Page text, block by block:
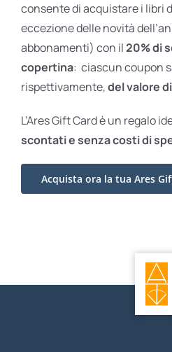
consente di acquistare i libri
eccezione delle novità
abbonamenti) con il20% di
copertina: ciascun coupon
rispettivamente,del valore
L’Ares Gift Card è un regalo
scontati esenza costi di
Acquista ora la tua Ares